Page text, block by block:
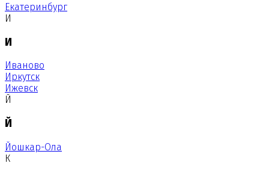
Екатеринбург
И
И
Иваново
Иркутск
Ижевск
Й
Й
Йошкар-Ола
К